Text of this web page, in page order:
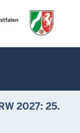
MENU
2027: 25.